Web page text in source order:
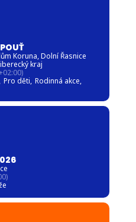
Koruna, Dolní Řasnice
kraj
Pro děti, Rodinná akce,